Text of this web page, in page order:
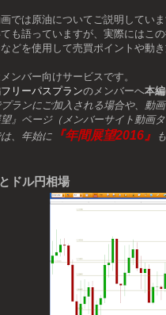
では原油についてご説明していま
も語っていますが、実際にはこ
どを使用して売買ポイントや動き
ンバー向けサービスです。
リーパスプランのメンバーへ本
ランにご加入される場合や、動
』ページ（メンバーサイト動画タ
、年始に 『年間展望2016』
ドル円相場